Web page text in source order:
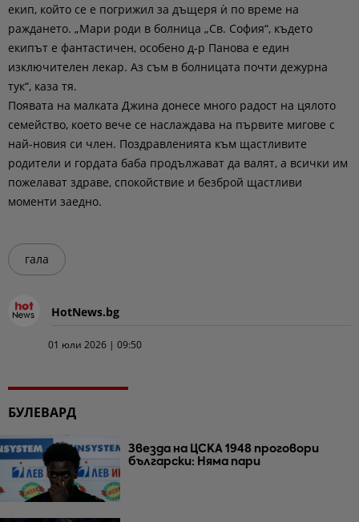
екип, който се е погрижил за дъщеря ѝ по време на
раждането. „Мари роди в болница „Св. София“, където
екипът е фантастичен, особено д-р Панова е един
изключителен лекар. Аз съм в болницата почти дежурна
тук“, каза тя.
Появата на малката Джина донесе много радост на цялото
семейство, което вече се наслаждава на първите мигове с
най-новия си член. Поздравленията към щастливите
родители и гордата баба продължават да валят, а всички им
пожелават здраве, спокойствие и безброй щастливи
моменти заедно.
гала
HotNews.bg
01 юли 2026 | 09:50
БУЛЕВАРД
Звезда на ЦСКА 1948 проговори
български: Няма пари